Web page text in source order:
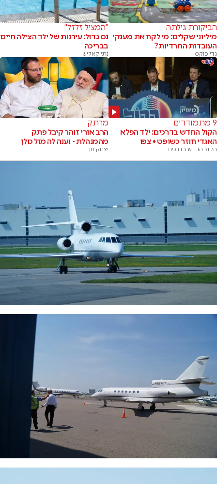
הביקורת גילתה
מיליוני שקלים: מי לקח את מענקי
העובדות החרדיות?
גדי פוקס
"המציל זלזל"
נס גדול: עירנות של ילד הצילה חיים
בבריכה
נתי קאליש
9 מתמודדים
הקול החדש בדרכים: ילד הפלא
האגדי חוזר כשופט • צפו
הקול החדש בדרכים
מרתק
הרב אורי זוהר קיבל פתק
מהמנהלת - וענה לה מול כולן
יצחק חן